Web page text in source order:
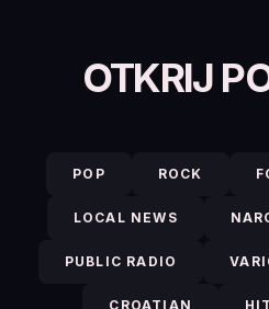
OTKRIJ
POP ROCK
LOCAL NEWS
PUBLIC RADIO
CROATIAN